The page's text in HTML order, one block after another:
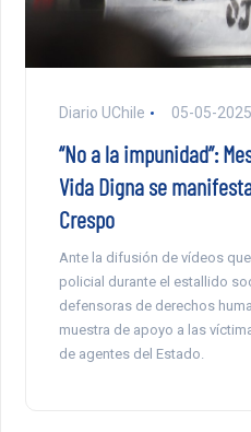
Diario UChile 05-05-2025
“No a la impunidad”:
Vida Digna se
Crespo
Ante la difusión de vídeos
policial durante el estallido
defensoras de derechos
muestra de apoyo a las
de agentes del Estado.